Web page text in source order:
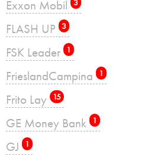
Exxon Mobil 3
FLASH UP 3
FSK Leader 1
FrieslandCampina 1
Frito Lay 15
GE Money Bank 1
GJ 1